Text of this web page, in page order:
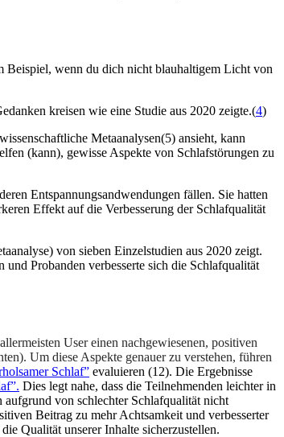
Beispiel, wenn du dich nicht blauhaltigem Licht von
kreisen wie eine Studie aus 2020 zeigte.(4)
Metaanalysen(5) ansieht, kann
(kann), gewisse Aspekte von Schlafstörungen zu
Entspannungsandwendungen fällen. Sie hatten
Effekt auf die Verbesserung der Schlafqualität
von sieben Einzelstudien aus 2020 zeigt.
Probanden verbesserte sich die Schlafqualität
User einen nachgewiesenen, positiven
Um diese Aspekte genauer zu verstehen, führen
Schlaf” evaluieren (12). Die Ergebnisse
Dies legt nahe, dass die Teilnehmenden leichter in
aufgrund von schlechter Schlafqualität nicht
Beitrag zu mehr Achtsamkeit und verbesserter
Qualität unserer Inhalte sicherzustellen.